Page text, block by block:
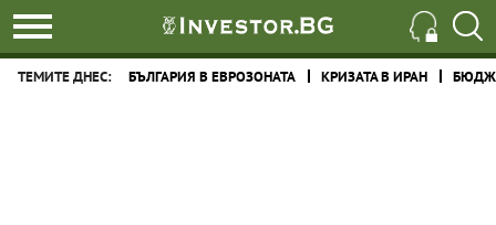
ТЕМИТЕ ДНЕС: БЪЛГАРИЯ В ЕВРОЗОНАТА КРИЗАТА В ИРАН